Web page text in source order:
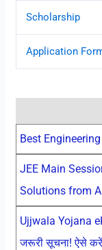
Scholarship
Application
Best
JEE Main
Solutions from
Ujjwala Yojana
जरूरी सूचना! ऐसे